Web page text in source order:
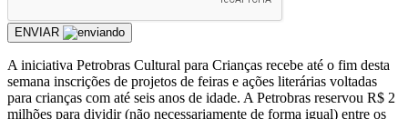
ENVIAR
A iniciativa Petrobras Cultural para Crianças recebe até o fim desta
semana inscrições de projetos de feiras e ações literárias voltadas
para crianças com até seis anos de idade. A Petrobras reservou R$ 2
milhões para dividir (não necessariamente de forma igual) entre os